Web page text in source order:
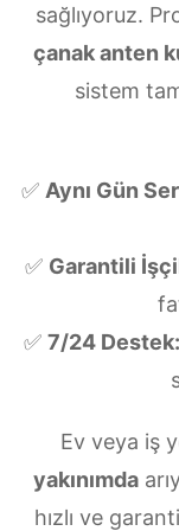
sağlıyoruz.
çanak anten
sistem
✅ Aynı Gün
✅ Garantili
✅ 7/24 Destek:
Ev veya iş
yakınımda
hızlı ve